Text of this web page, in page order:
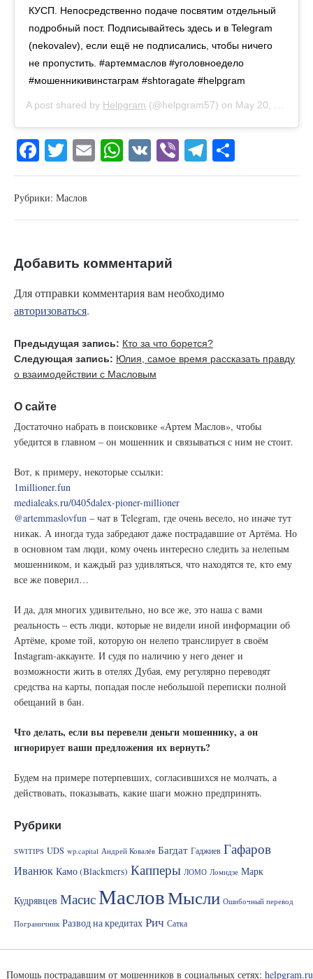
КУСП. Непосредственно подаче посвятим отдельный
подробный пост. Подписывайтесь здесь и в Telegram
(nekovalev), если ещё не подписались, чтобы ничего
не пропустить. #артеммаслов #уголовноедело
#мошенникивинстаграм #shtoragate #helpgram
A post shared by Helpgram (@helpgram57) on May 20, 2020 at 10:14am PDT
Fa
ce
bo
ok
T
wi
tte
r
E
m
W
ha
A
V
K
Vi
be
Te
le
a
тп
ви
Рубрики: Маслов
Добавить комментарий
Для отправки комментария вам необходимо
авторизоваться.
Предыдущая запись: Кто за что борется?
Следующая запись: ​​Юлия, самое время рассказать правду
о взаимодействии с Масловым
О сайте
Достаточно набрать в поисковике «Артем Маслов», чтобы
убедится в главном – он мошенник и связываться с ним не стоит.
Вот, к примеру, некоторые ссылки:
1millioner.fun
medialeaks.ru/0405dalex-pioner-millioner
@artemmaslovfun – чат в Telegram, где очень весело, но иначе тут
никак. А иногда туда забредают даже пострадавшие от Артёма. Но
в основном там люди, кому очень интересно следить за нелепым
мошенником, и каждый раз удивляться, что находятся те, кто ему
все же поверил…
И да, для многих удивительно, но все же, это наша с вами
реальность – есть люди, которые не видели иной информации об
Артёме, кроме той, которую он нелепо транслирует в своём
Instagram-аккаунте. И судя по наличию у него денег и
возможности жить в отелях Дубая, ему регулярно переводят
средства на карты, попадая после небольшой переписки полной
обещаний в бан.
Что делать, если вы перевели деньги мошеннику, а он
игнорирует ваши предложения их вернуть?
Будем на примере потерпевших, согласившихся не молчать, а
действовать, показывать, какие шаги можно предпринять.
Рубрики
SWITIPS UDS wp.capital Андрей Ковалёв Багдат Гаджиев Гафаров
Иванюк Камо (Blackmers) Капперы ЛОМО Ломидзе Марк
Кудрявцев МасисМасловМысли Ошибочный перевод
Пограничник Развод на кредитах Рич Сатка
Помощь пострадавшим от мошенников в социальных сетях: helpgram.ru